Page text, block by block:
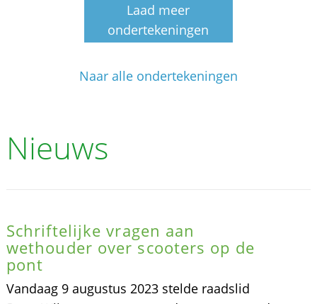
Laad meer
ondertekeningen
Naar alle ondertekeningen
Nieuws
Schriftelijke vragen aan
wethouder over scooters op de
pont
Vandaag 9 augustus 2023 stelde raadslid